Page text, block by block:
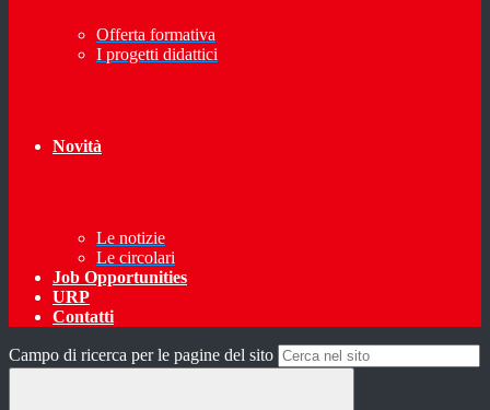
Offerta formativa
I progetti didattici
Novità
Le notizie
Le circolari
Job Opportunities
URP
Contatti
Campo di ricerca per le pagine del sito